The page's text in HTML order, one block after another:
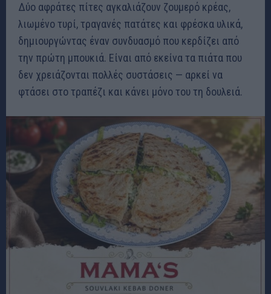
Δύο αφράτες πίτες αγκαλιάζουν ζουμερό κρέας,
λιωμένο τυρί, τραγανές πατάτες και φρέσκα υλικά,
δημιουργώντας έναν συνδυασμό που κερδίζει από
την πρώτη μπουκιά. Είναι από εκείνα τα πιάτα που
δεν χρειάζονται πολλές συστάσεις — αρκεί να
φτάσει στο τραπέζι και κάνει μόνο του τη δουλειά.